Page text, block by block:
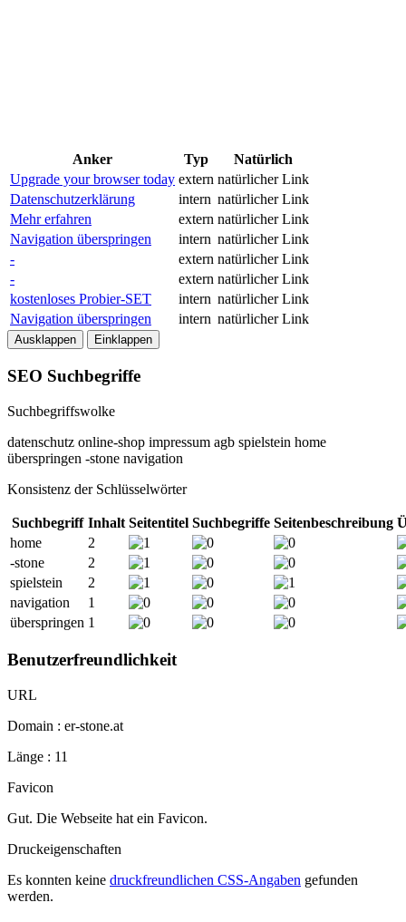
Anker Typ
Natürlich
Upgrade your browser today extern natürlicher Link
Datenschutzerklärung
intern natürlicher Link
Mehr erfahren
extern natürlicher Link
Navigation überspringen
intern natürlicher Link
-
extern natürlicher Link
-
extern natürlicher Link
kostenloses Probier-SET
intern natürlicher Link
Navigation überspringen
intern natürlicher Link
Ausklappen Einklappen
SEO Suchbegriffe
Suchbegriffswolke
datenschutz online-shop impressum agb spielstein home
überspringen -stone navigation
Konsistenz der Schlüsselwörter
Suchbegriff Inhalt Seitentitel Suchbegriffe Seitenbeschreibung
home
2
-stone
2
spielstein
2
navigation
1
überspringen 1
Benutzerfreundlichkeit
URL
Domain : er-stone.at
Länge : 11
Favicon
Gut. Die Webseite hat ein Favicon.
Druckeigenschaften
Es konnten keine druckfreundlichen CSS-Angaben gefunden
werden.